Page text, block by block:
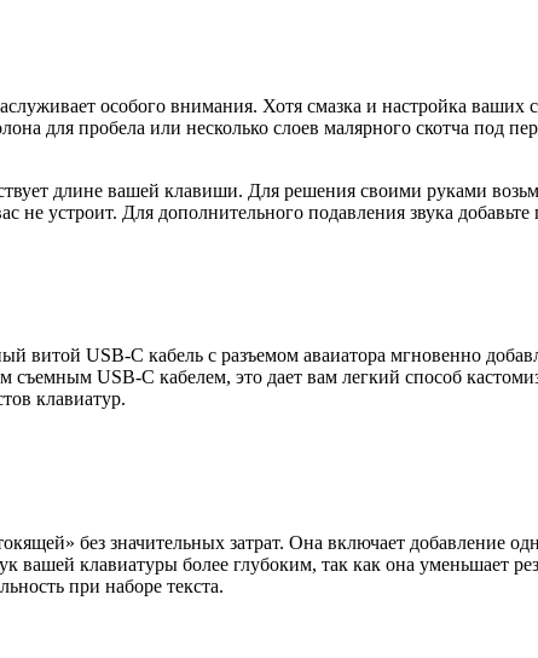
особого внимания. Хотя смазка и настройка ваших
для пробела или несколько слоев малярного скотча под
длине вашей клавиши. Для решения своими руками
не устроит. Для дополнительного подавления звука
USB-C кабель с разъемом аваиатора мгновенно
USB-C кабелем, это дает вам легкий способ
клавиатур.
без значительных затрат. Она включает добавление
клавиатуры более глубоким, так как она уменьшает
при наборе текста.